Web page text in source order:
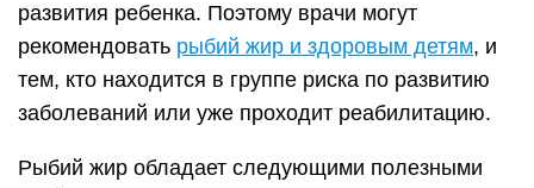
развития ребенка. Поэтому врачи могут
рекомендовать рыбий жир и здоровым детям, и
тем, кто находится в группе риска по развитию
заболеваний или уже проходит реабилитацию.
Рыбий жир обладает следующими полезными